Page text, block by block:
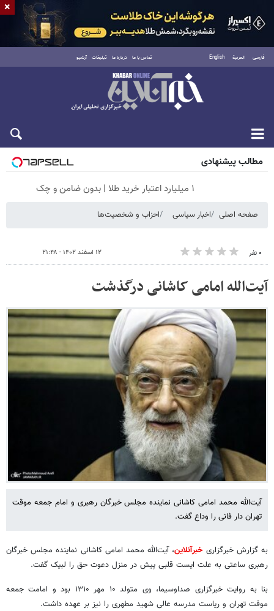
فارسی العربية English تماس با ما درباره ما تبلیغات آرشیو
پنجشنبه ۱۵ مرداد ۱۴۰۵
مطالب پیشنهادی
۱ میلیارد اعتبار خرید طلا | بدون ضامن و چک
صفحه اصلی اخبار سیاسی احزاب و شخصیت‌ها
۰ نفر ۱۲ اسفند ۱۴۰۲ - ۲۱:۴۸
آیت‌الله امامی کاشانی درگذشت
آیت‌الله محمد امامی کاشانی نماینده مجلس خبرگان رهبری و امام جمعه موقت
تهران دار فانی را وداع گفت.
به گزارش خبرگزاریخبرآنلاین، آیت‌الله محمد امامی کاشانی نماینده مجلس خبرگان
رهبری ساعتی به علت ایست قلبی پیش در منزل دعوت حق را لبیک گفت.
بنا به روایت خبرگزاری صداوسیما، وی متولد ۱۰ مهر ۱۳۱۰ بود و امامت جمعه
موقت تهران و ریاست مدرسه عالی شهید مطهری را نیز بر عهده داشت.
×